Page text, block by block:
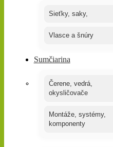
Sieťky, saky,
Vlasce a šnúry
Sumčiarina
Čerene, vedrá,
okysličovače
Montáže, systémy,
komponenty